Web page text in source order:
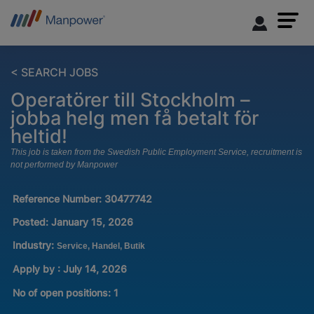
< SEARCH JOBS
Operatörer till Stockholm –
jobba helg men få betalt för
heltid!
This job is taken from the Swedish Public Employment Service, recruitment is
not performed by Manpower
Reference Number: 30477742
Posted: January 15, 2026
Industry: Service, Handel, Butik
Apply by : July 14, 2026
No of open positions: 1